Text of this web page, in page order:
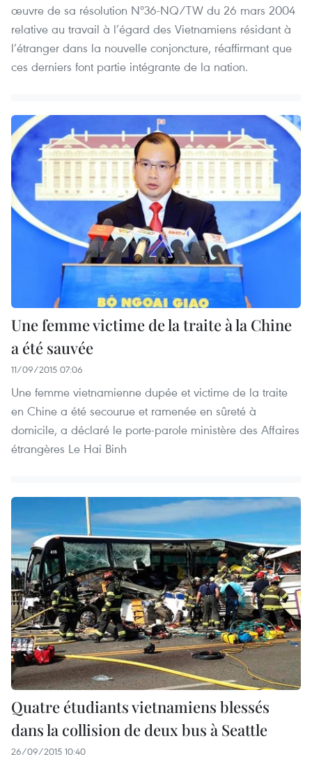
œuvre de sa résolution Nº36-NQ/TW du 26 mars 2004
relative au travail à l’égard des Vietnamiens résidant à
l’étranger dans la nouvelle conjoncture, réaffirmant que
ces derniers font partie intégrante de la nation.
Une femme victime de la traite à la Chine
a été sauvée
11/09/2015 07:06
Une femme vietnamienne dupée et victime de la traite
en Chine a été secourue et ramenée en sûreté à
domicile, a déclaré le porte-parole ministère des Affaires
étrangères Le Hai Binh
Quatre étudiants vietnamiens blessés
dans la collision de deux bus à Seattle
26/09/2015 10:40